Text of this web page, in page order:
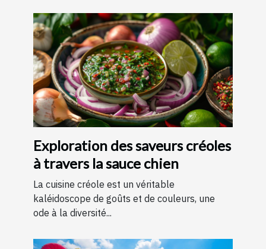
Exploration des saveurs créoles
à travers la sauce chien
La cuisine créole est un véritable
kaléidoscope de goûts et de couleurs, une
ode à la diversité...